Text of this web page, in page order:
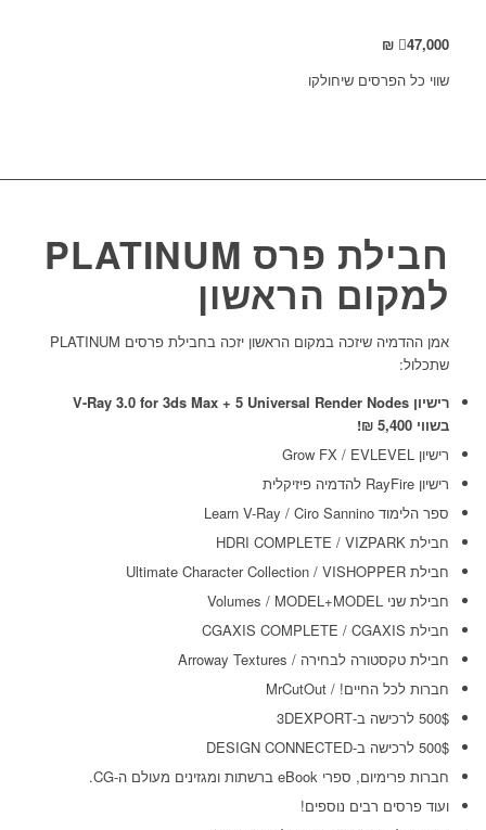
47,000
₪
שווי כל הפרסים שיחולקו
חבילת פרס PLATINUM
למקום הראשון
אמן ההדמיה שיזכה במקום הראשון יזכה בחבילת פרסים PLATINUM
שתכלול:
רישיון V-Ray 3.0 for 3ds Max + 5 Universal Render Nodes
בשווי 5,400
₪
!
רישיון Grow FX / EVLEVEL
רישיון RayFire להדמיה פיזיקלית
ספר הלימוד Learn V-Ray / Ciro Sannino
חבילת HDRI COMPLETE / VIZPARK
חבילת Ultimate Character Collection / VISHOPPER
חבילת שני Volumes / MODEL+MODEL
חבילת CGAXIS COMPLETE / CGAXIS
חבילת טקסטורה לבחירה / Arroway Textures
חברות לכל החיים! / MrCutOut
500$ לרכישה ב-3DEXPORT
500$ לרכישה ב-DESIGN CONNECTED
חברות פרימיום, ספרי eBook ברשתות ומגזינים מעולם ה-CG.
ועוד פרסים רבים נוספים!